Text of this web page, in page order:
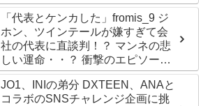
Kep1er、ZEROBASEONEら人気
グループが続々と誕生！ JO1や
INI、ME:Iを生んだ日プまで一挙紹
介
「代表とケンカした」fromis_9 ジ
ホン、ツインテールが嫌すぎて会
社の代表に直談判！？ マンネの悲
しい運命・・？ 衝撃のエピソード
に爆笑
JO1、INIの弟分 DXTEEN、ANAと
コラボのSNSチャレンジ企画に挑